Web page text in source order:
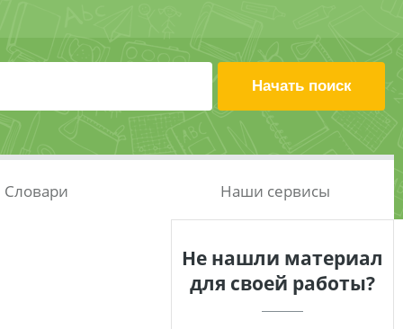
Словари Наши сервисы
Не нашли материал
для своей работы?